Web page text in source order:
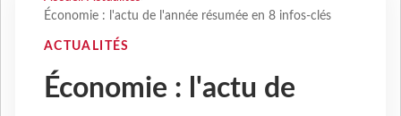
Économie : l'actu de l'année résumée en 8 infos-clés
ACTUALITÉS
Économie : l'actu de